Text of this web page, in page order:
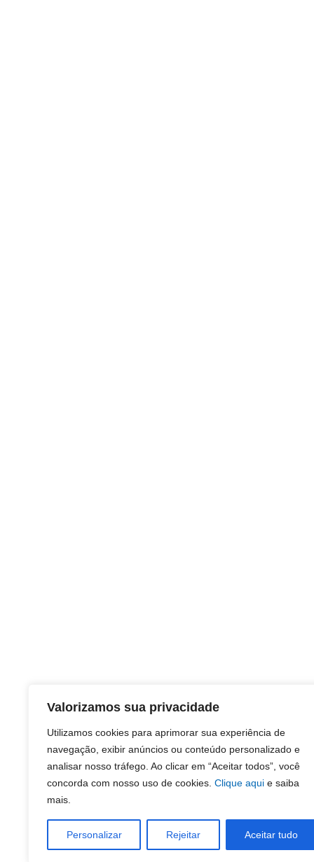
Valorizamos sua privacidade
Utilizamos cookies para aprimorar sua experiência de
navegação, exibir anúncios ou conteúdo personalizado e
analisar nosso tráfego. Ao clicar em “Aceitar todos”, você
concorda com nosso uso de cookies. Clique aqui e saiba
mais.
Personalizar Rejeitar Aceitar tudo